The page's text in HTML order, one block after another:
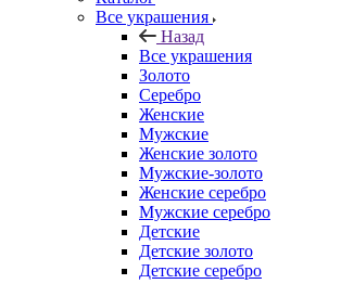
Все украшения
Назад
Все украшения
Золото
Серебро
Женские
Мужские
Женские золото
Мужские-золото
Женские серебро
Мужские серебро
Детские
Детские золото
Детские серебро